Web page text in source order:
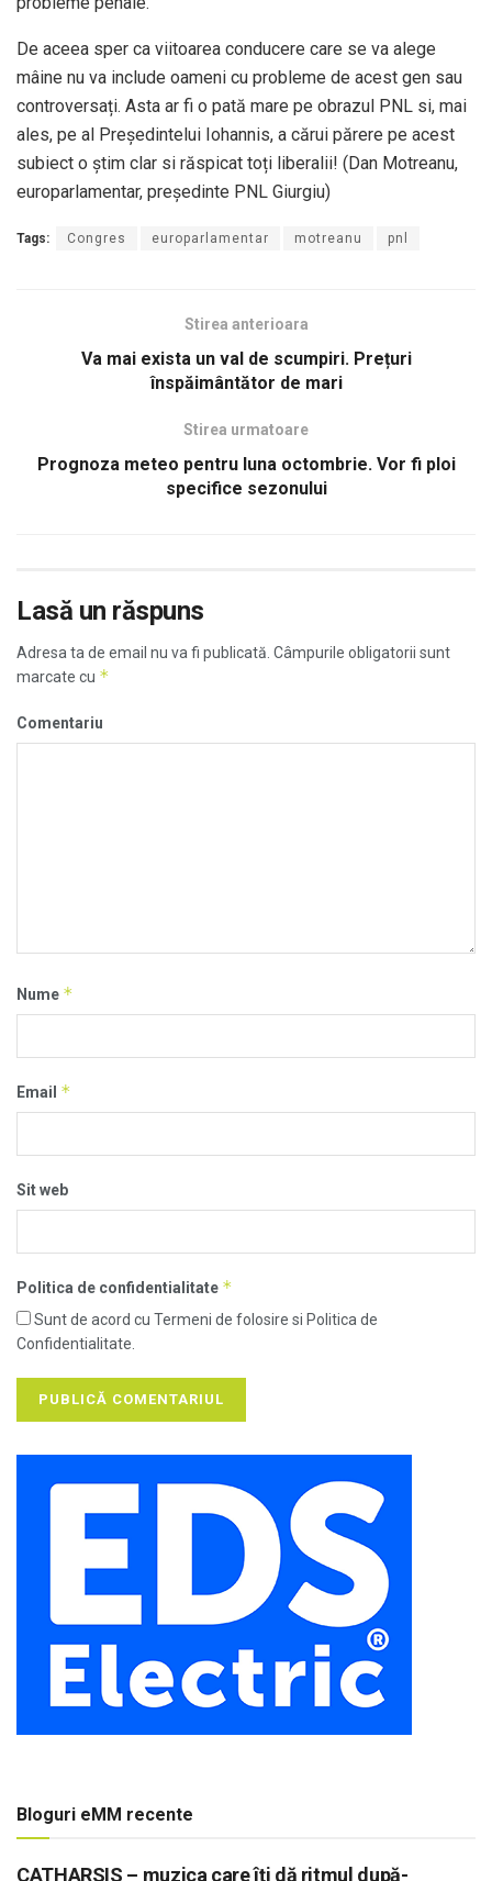
De aceea sper ca viitoarea conducere care se va alege
mâine nu va include oameni cu probleme de acest gen sau
controversați. Asta ar fi o pată mare pe obrazul PNL si, mai
ales, pe al Președintelui Iohannis, a cărui părere pe acest
subiect o știm clar si răspicat toți liberalii! (Dan Motreanu,
europarlamentar, președinte PNL Giurgiu)
Tags: Congres europarlamentar motreanu pnl
Stirea anterioara
Va mai exista un val de scumpiri. Prețuri
înspăimântător de mari
Stirea urmatoare
Prognoza meteo pentru luna octombrie. Vor fi ploi
specifice sezonului
Lasă un răspuns
Adresa ta de email nu va fi publicată. Câmpurile obligatorii sunt
marcate cu *
Comentariu
Nume *
Email *
Sit web
Politica de confidentialitate *
Sunt de acord cu Termeni de folosire si Politica de
Confidentialitate.
Bloguri eMM recente
CATHARSIS – muzica care îți dă ritmul după-